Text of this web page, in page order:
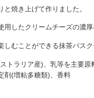
焼き上げて作りました。
したクリームチーズの濃厚
むことができる抹茶バスク
トラリア産)、乳等を主要
剤(増粘多糖類)、香料